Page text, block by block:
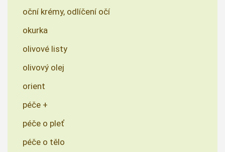
oční krémy, odlíčení očí
okurka
olivové listy
olivový olej
orient
péče +
péče o pleť
péče o tělo